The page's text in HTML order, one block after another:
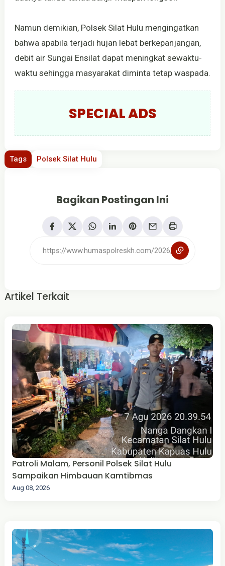
Namun demikian, Polsek Silat Hulu mengingatkan
bahwa apabila terjadi hujan lebat berkepanjangan,
debit air Sungai Ensilat dapat meningkat sewaktu-
waktu sehingga masyarakat diminta tetap waspada.
SPECIAL ADS
Tags Polsek Silat Hulu
Bagikan Postingan Ini
Artikel Terkait
Patroli Malam, Personil Polsek Silat Hulu
Sampaikan Himbauan Kamtibmas
Aug 08, 2026